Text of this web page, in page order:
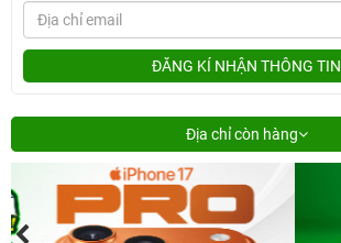
ĐĂNG KÍ NHẬN THÔNG TIN
Địa chỉ còn hàng